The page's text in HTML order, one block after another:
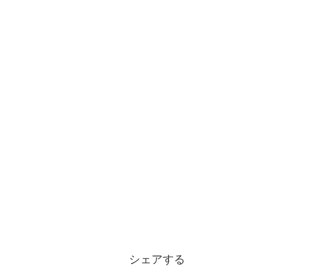
シェアする